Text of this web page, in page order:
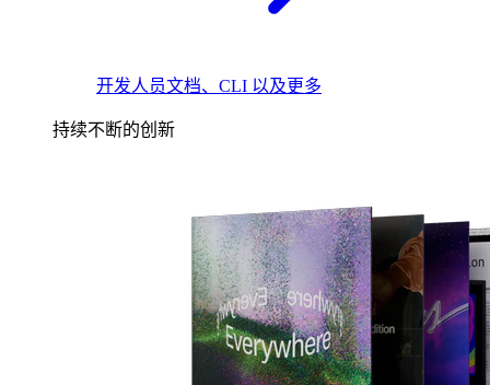
开发人员文档、CLI 以及更多
持续不断的创新